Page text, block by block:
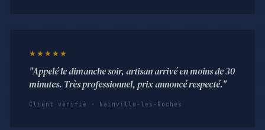
★★★★★
"Appelé le dimanche soir, artisan arrivé en moins de 30
minutes. Très professionnel, prix annoncé respecté."
Client vérifié · Nainville-les-Roches